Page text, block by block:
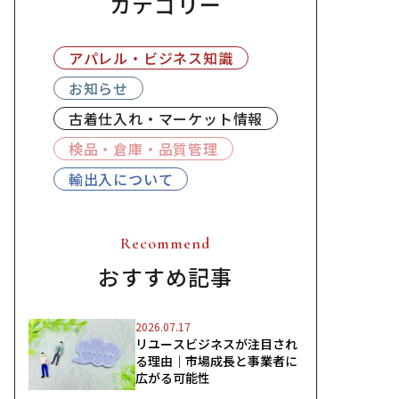
アパレル・ビジネス知識
お知らせ
古着仕入れ・マーケット情報
検品・倉庫・品質管理
輸出入について
Recommend
おすすめ記事
2026.07.17
リユースビジネスが注目され
る理由｜市場成長と事業者に
広がる可能性